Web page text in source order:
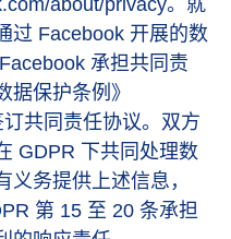
about/privacy。就
过 Facebook 开展的数
承担共同责
据保护条例》
订共同责任协议。双方
GDPR 下共同处理数
务提供上述信息，
第 15 至 20 条承担